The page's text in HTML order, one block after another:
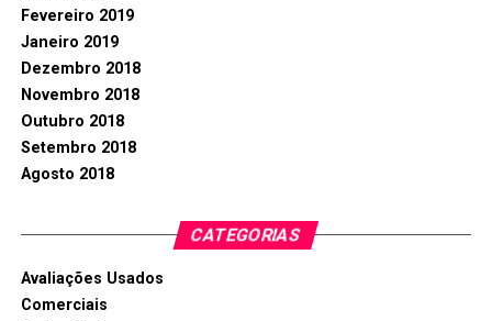
Fevereiro 2019
Janeiro 2019
Dezembro 2018
Novembro 2018
Outubro 2018
Setembro 2018
Agosto 2018
CATEGORIAS
Avaliações Usados
Comerciais